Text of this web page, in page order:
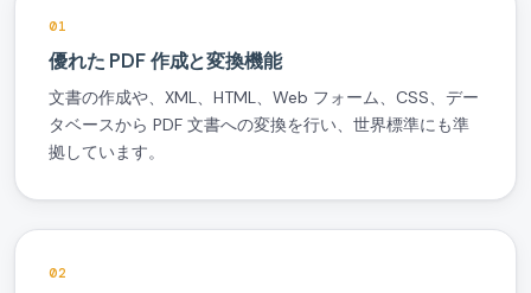
01
優れた PDF 作成と変換機能
文書の作成や、XML、HTML、Web フォーム、CSS、デー
タベースから PDF 文書への変換を行い、世界標準にも準
拠しています。
02